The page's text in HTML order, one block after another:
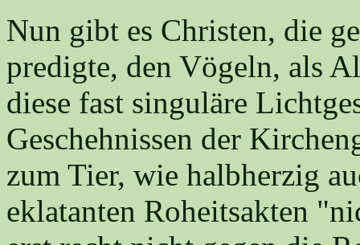
Nun gibt es Christen, die
predigte, den Vögeln, als
diese fast singuläre
Geschehnissen der
zum Tier, wie halbherzig
eklatanten Roheitsakten